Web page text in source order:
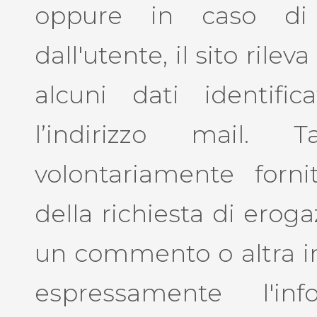
oppure in caso di
dall'utente, il sito
alcuni dati
l’indirizzo mail.
volontariamente
della richiesta di
un commento o altra
espressamente